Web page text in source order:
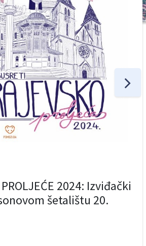
PROLJEĆE 2024: Izviđački
šetalištu 20.